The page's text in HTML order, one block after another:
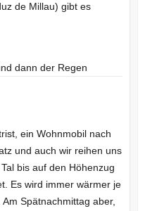
de Millau) gibt es
dann der Regen
ein Wohnmobil nach
und auch wir reihen uns
bis auf den Höhenzug
Es wird immer wärmer je
Spätnachmittag aber,